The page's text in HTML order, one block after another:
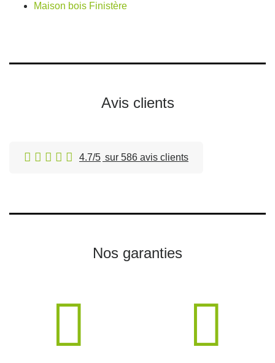
Maison bois Finistère
Avis clients
4.7/5 sur 586 avis clients
Nos garanties